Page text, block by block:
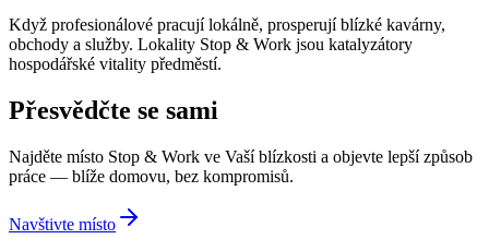
Když profesionálové pracují lokálně, prosperují blízké kavárny,
obchody a služby. Lokality Stop & Work jsou katalyzátory
hospodářské vitality předměstí.
Přesvědčte se sami
Najděte místo Stop & Work ve Vaší blízkosti a objevte lepší způsob
práce — blíže domovu, bez kompromisů.
Navštivte místo